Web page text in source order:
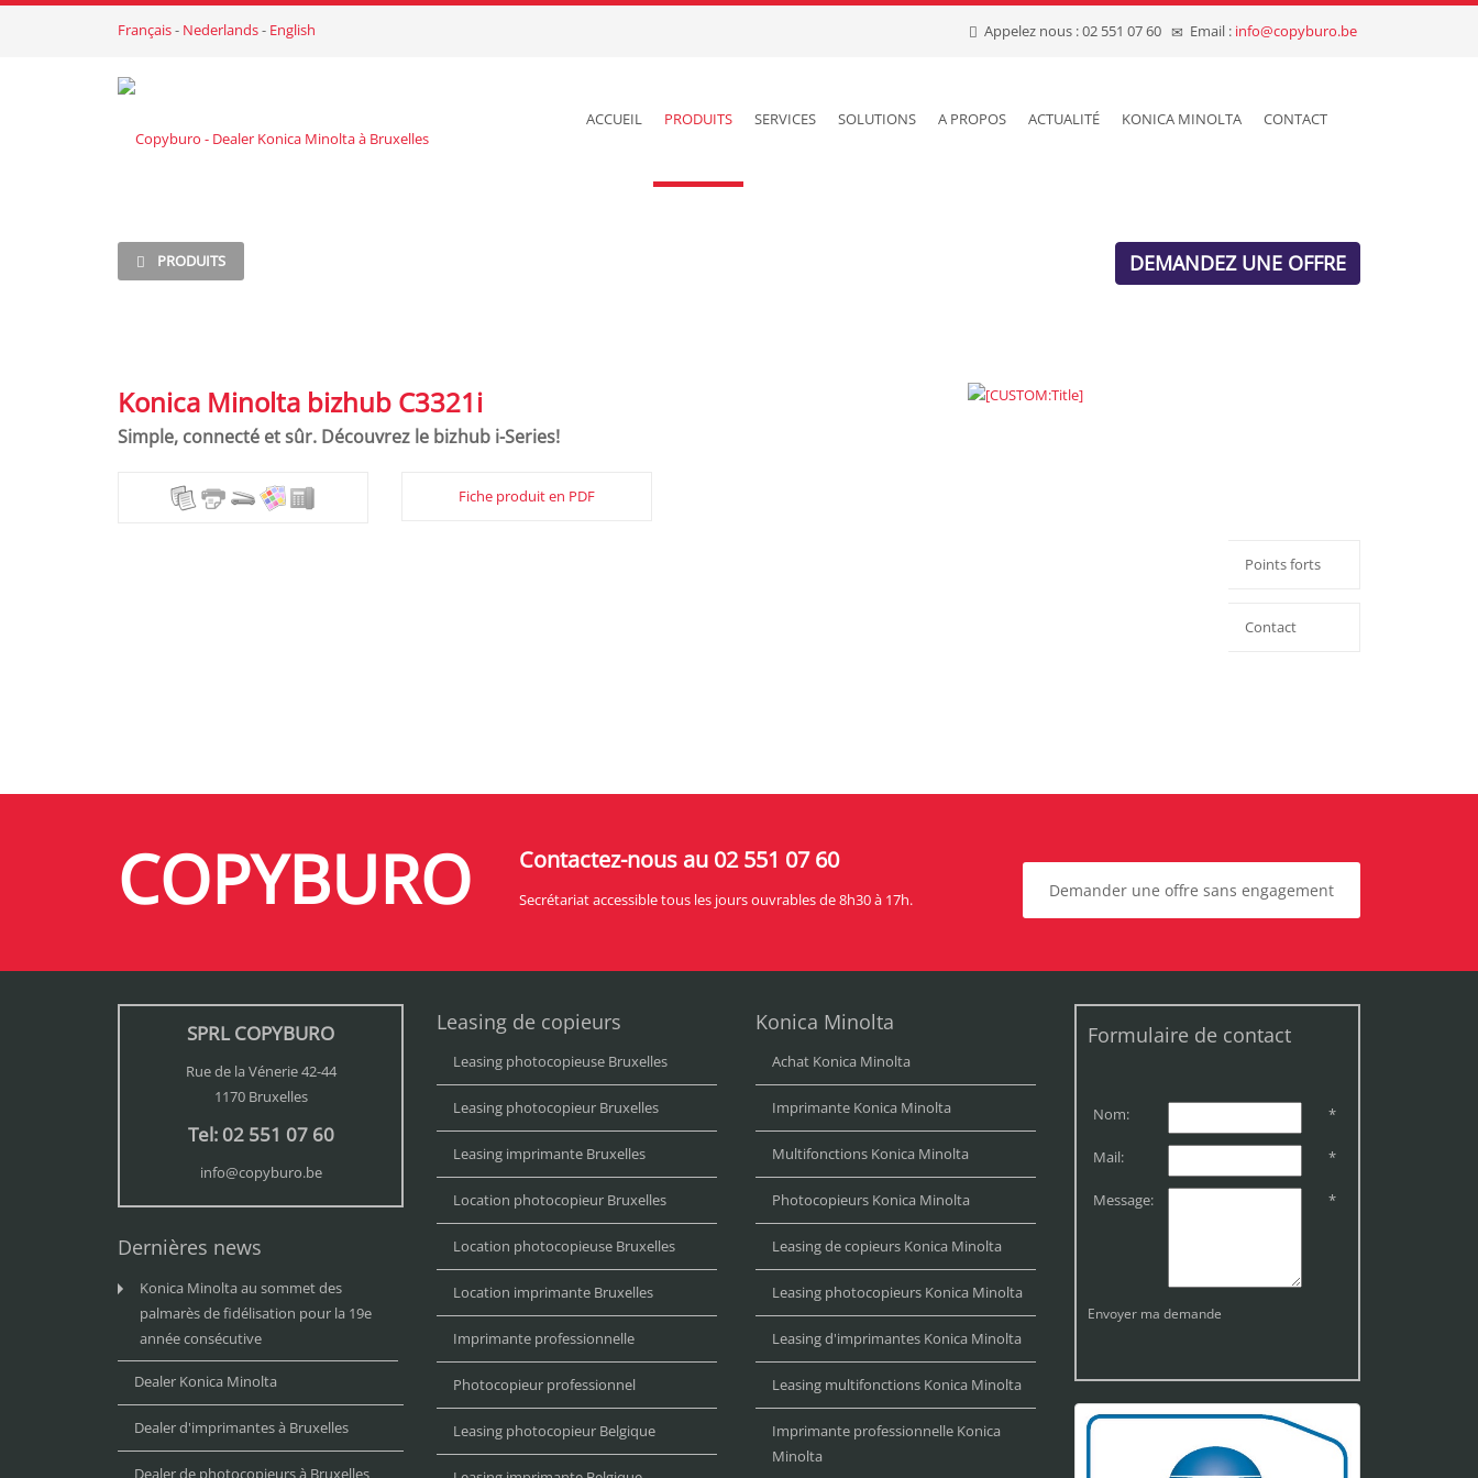
Français- Nederlands- English Appelez nous : 02 551 07 60 Email : info@copyburo.be
ACCUEIL PRODUITS SERVICES SOLUTIONS A PROPOS ACTUALITÉ KONICA MINOLTA CONTACT
PRODUITS DEMANDEZ UNE OFFRE
Konica Minolta bizhub C3321i
Simple, connecté et sûr. Découvrez le bizhub i-Series!
Fiche produit en PDF
Points forts
Contact
COPYBURO Contactez-nous au 02 551 07 60
Secrétariat accessible tous les jours ouvrables de 8h30 à 17h. Demander une offre sans engagement
SPRL COPYBURO
Rue de la Vénerie 42-44
1170 Bruxelles
Tel: 02 551 07 60
info@copyburo.be
Dernières news
Konica Minolta au sommet des
palmarès de fidélisation pour la 19e
année consécutive
Dealer Konica Minolta
Dealer d'imprimantes à Bruxelles
Dealer de photocopieurs à Bruxelles
Leasing de copieurs
Leasing photocopieuse Bruxelles
Leasing photocopieur Bruxelles
Leasing imprimante Bruxelles
Location photocopieur Bruxelles
Location photocopieuse Bruxelles
Location imprimante Bruxelles
Imprimante professionnelle
Photocopieur professionnel
Leasing photocopieur Belgique
Konica Minolta
Achat Konica Minolta
Imprimante Konica Minolta
Multifonctions Konica Minolta
Photocopieurs Konica Minolta
Leasing de copieurs Konica Minolta
Leasing photocopieurs Konica Minolta
Leasing d'imprimantes Konica Minolta
Leasing multifonctions Konica Minolta
Imprimante professionnelle Konica
Minolta
Formulaire de contact
Nom: *
Mail: *
Message: *
Envoyer ma demande